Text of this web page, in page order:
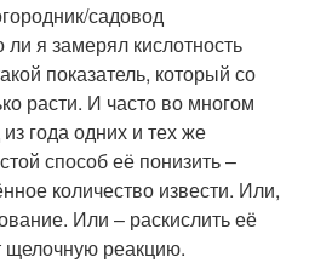
садовод
я замерял кислотность
показатель, который со
расти. И часто во многом
года одних и тех же
способ её понизить –
количество извести. Или,
Или – раскислить её
щелочную реакцию.